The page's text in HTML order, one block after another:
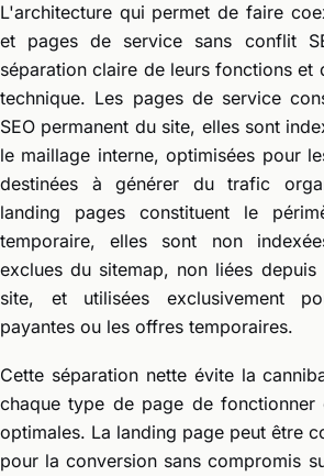
L'architecture qui permet de faire
et pages de service sans conflit
séparation claire de leurs fonctions et
technique. Les pages de service
SEO permanent du site, elles sont
le maillage interne, optimisées pour
destinées à générer du trafic
landing pages constituent le
temporaire, elles sont non
exclues du sitemap, non liées
site, et utilisées exclusivement
payantes ou les offres temporaires.
Cette séparation nette évite la
chaque type de page de fonctionner
optimales. La landing page peut être
pour la conversion sans compromis